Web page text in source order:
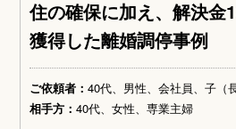
住の確保に加え、解決金
獲得した離婚調停事例
ご依頼者：40代、男性、会社員、子（
相手方：40代、女性、専業主婦